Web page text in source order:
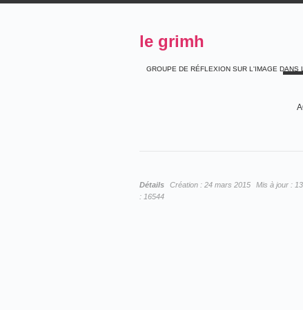
le grimh
GROUPE DE RÉFLEXION SUR L'IMAGE DANS
Détails Création : 24 mars 2015 Mis à jour :
: 16544